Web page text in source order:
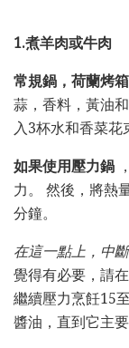
1.煮羊肉或牛肉
常規鍋，荷蘭烤
蒜，香料，黃油
入3杯水和香菜花
如果使用壓力鍋
力。 然後，將熱
分鐘。
在這一點上，中
覺得有必要，請
繼續壓力烹飪15
醬油，直到它主要